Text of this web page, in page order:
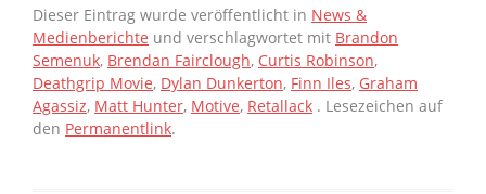
Kritik
Dieser Eintrag wurde veröffentlicht in News &
Medienberichte und verschlagwortet mit Brandon
Semenuk, Brendan Fairclough, Curtis Robinson,
Deathgrip Movie, Dylan Dunkerton, Finn Iles, Graham
Agassiz, Matt Hunter, Motive, Retallack . Lesezeichen auf
den Permanentlink.